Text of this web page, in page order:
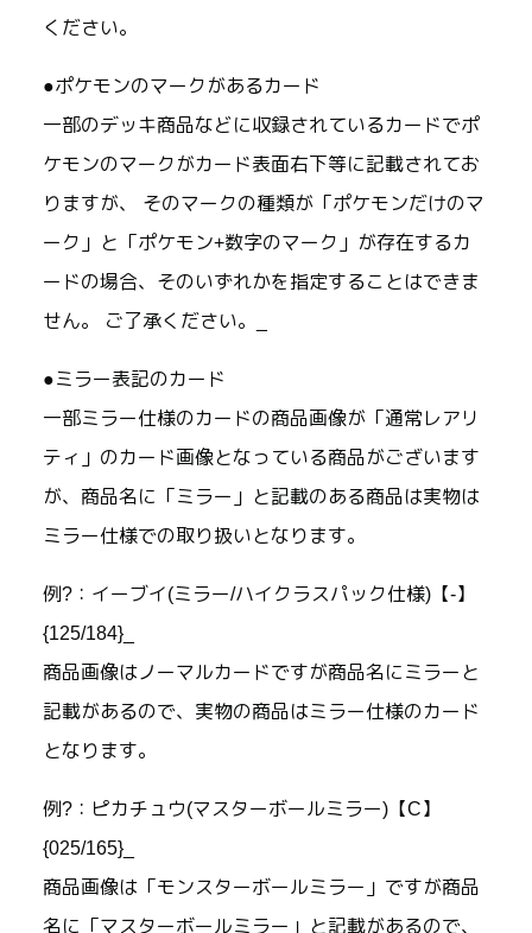
ください。
●ポケモンのマークがあるカード
一部のデッキ商品などに収録されているカードでポ
ケモンのマークがカード表面右下等に記載されてお
りますが、 そのマークの種類が「ポケモンだけのマ
ーク」と「ポケモン+数字のマーク」が存在するカ
ードの場合、そのいずれかを指定することはできま
せん。 ご了承ください。_
●ミラー表記のカード
一部ミラー仕様のカードの商品画像が「通常レアリ
ティ」のカード画像となっている商品がございます
が、商品名に「ミラー」と記載のある商品は実物は
ミラー仕様での取り扱いとなります。
例?：イーブイ(ミラー/ハイクラスパック仕様)【-】
{125/184}_
商品画像はノーマルカードですが商品名にミラーと
記載があるので、実物の商品はミラー仕様のカード
となります。
例?：ピカチュウ(マスターボールミラー)【C】
{025/165}_
商品画像は「モンスターボールミラー」ですが商品
名に「マスターボールミラー」と記載があるので、